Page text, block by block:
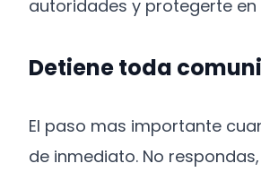
autoridades y protegerte en
Detiene toda
El paso mas importante
de inmediato. No